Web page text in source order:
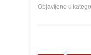
Objavljeno u